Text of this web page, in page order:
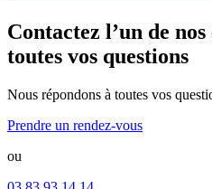
Contactez l’un de
toutes vos questions
Nous répondons à toutes vos
Prendre un rendez-vous
ou